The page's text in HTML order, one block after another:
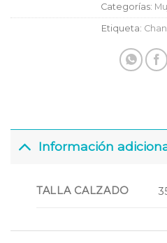
Categorías:
Etiqueta:
Información
TALLA CALZADO